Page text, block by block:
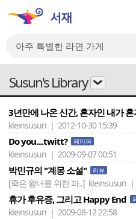
Susun's Library
3년만에 나온 신간, 혼자인 내가
kleinsusun | 2012-10-30 15:39
Do you....twitt? 페이퍼
kleinsusun | 2009-09-07 00:51
박민규의 "계몽 소설" 리뷰
[죽은 왕녀를 위한 파..] kleinsusun |
휴가 후유증, 그리고 Happy End
kleinsusun | 2009-08-12 22:58